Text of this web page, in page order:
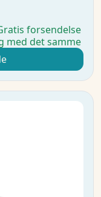
forsendelse
med det samme